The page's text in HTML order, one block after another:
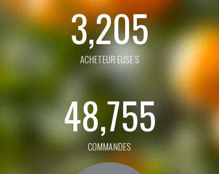
3,205
ACHETEUR·EUSE·S
48,755
COMMANDES